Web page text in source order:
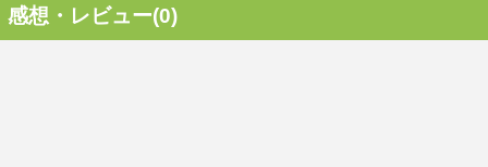
感想・レビュー(0)